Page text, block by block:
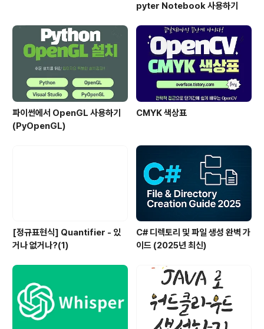
pyter Notebook 사용하기
파이썬에서 OpenGL 사용하기
(PyOpenGL)
CMYK 색상표
[정규표현식] Quantifier - 있
거나 없거나?(1)
C# 디렉토리 및 파일 생성 완벽 가
이드 (2025년 최신)